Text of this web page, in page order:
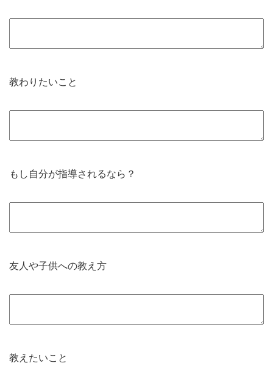
教わりたいこと
もし自分が指導されるなら？
友人や子供への教え方
教えたいこと